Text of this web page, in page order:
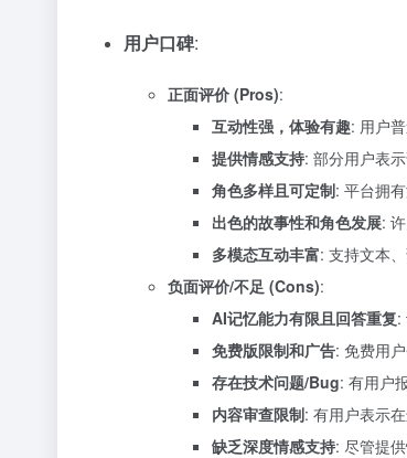
用户口碑:
正面评价 (Pros):
互动性强，体验有趣: 用户
提供情感支持: 部分用户表
角色多样且可定制: 平台拥
出色的故事性和角色发展:
多模态互动丰富: 支持文本
负面评价/不足 (Cons):
AI记忆能力有限且回答重复:
免费版限制和广告: 免费用
存在技术问题/Bug: 有用户
内容审查限制: 有用户表示
缺乏深度情感支持: 尽管提